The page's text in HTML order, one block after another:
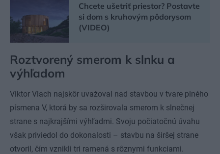
Chcete ušetriť priestor? Postavte
si dom s kruhovým pôdorysom
(VIDEO)
Roztvorený smerom k slnku a
výhľadom
Viktor Vlach najskôr uvažoval nad stavbou v tvare plného
písmena V, ktorá by sa rozširovala smerom k slnečnej
strane s najkrajšími výhľadmi. Svoju počiatočnú úvahu
však priviedol do dokonalosti – stavbu na širšej strane
otvoril, čím vznikli tri ramená s rôznymi funkciami.